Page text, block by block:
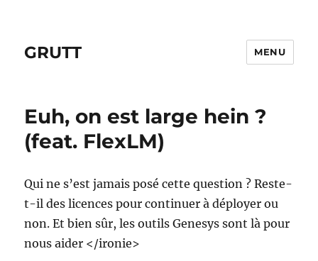
GRUTT MENU
Euh, on est large hein ?
(feat. FlexLM)
Qui ne s’est jamais posé cette question ? Reste-
t-il des licences pour continuer à déployer ou
non. Et bien sûr, les outils Genesys sont là pour
nous aider </ironie>